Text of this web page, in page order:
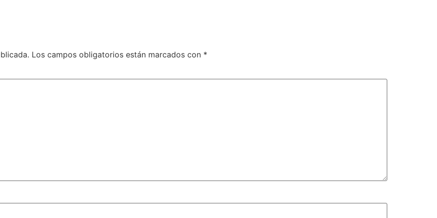
Los campos obligatorios están marcados con *